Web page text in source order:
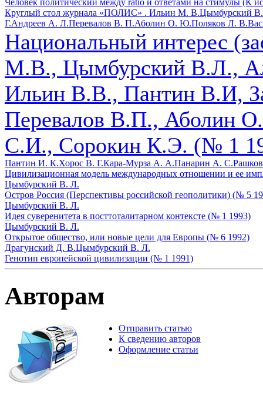
Человек политический между ratio и ответами на стимулы (К
Круглый стол журнала «ПОЛИС» . Ильин М. В.Цымбурский
Г.Андреев А. Л.Перевалов В. П.Аболин О. Ю.Поляков Л. В.
Национальный интерес
М.В., Цымбурский В.Л.,
Ильин В.В., Пантин В.И,
Перевалов В.П., Аболин
С.И., Сорокин К.Э. (№ 1
Пантин И. К.Хорос В. Г.Кара-Мурза А. А.Панарин А. С.
Цивилизационная модель международных отношении и ее
Цымбурский В. Л.
Остров Россия (Перспективы российской геополитики) (№ 5
Цымбурский В. Л.
Идея суверенитета в посттоталитарном контексте (№ 1 1993)
Цымбурский В. Л.
Открытое общество, или новые цели для Европы (№ 6 1992)
Драгунский Д. В.Цымбурский В. Л.
Генотип европейской цивилизации (№ 1 1991)
Авторам
Отправить статью
К сведению авторов
Оформление статьи